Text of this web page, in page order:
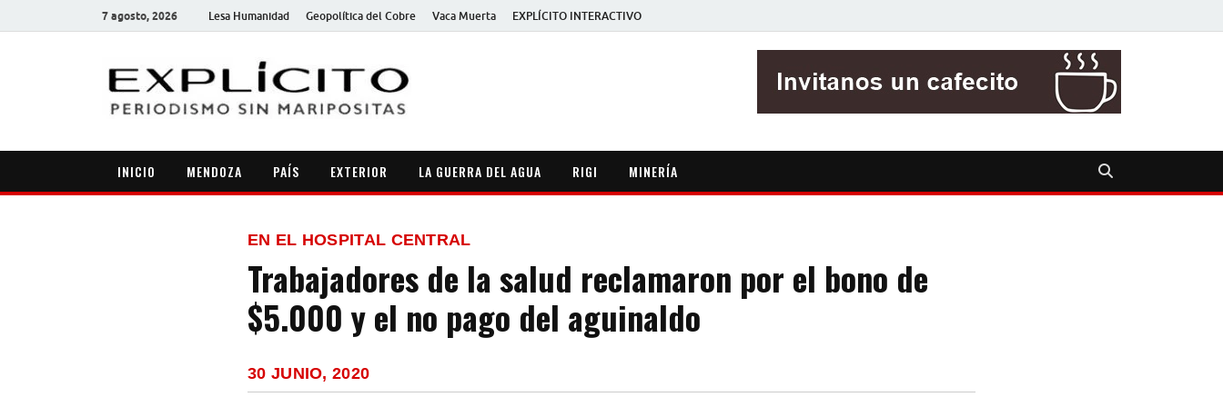
7 agosto, 2026 Lesa Humanidad Geopolítica del Cobre Vaca Muerta EXPLÍCITO INTERACTIVO
INICIO MENDOZA PAÍS EXTERIOR LA GUERRA DEL AGUA RIGI MINERÍA
EN EL HOSPITAL CENTRAL
Trabajadores de la salud reclamaron por el bono de
$5.000 y el no pago del aguinaldo
30 JUNIO, 2020